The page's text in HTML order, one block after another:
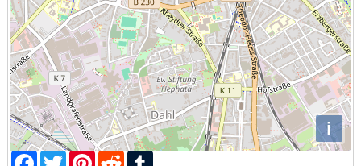
i
Facebook
TwitterPinterest
RedditTumblr